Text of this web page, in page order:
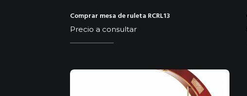
Comprar mesa de ruleta RCRL13
Precio a consultar